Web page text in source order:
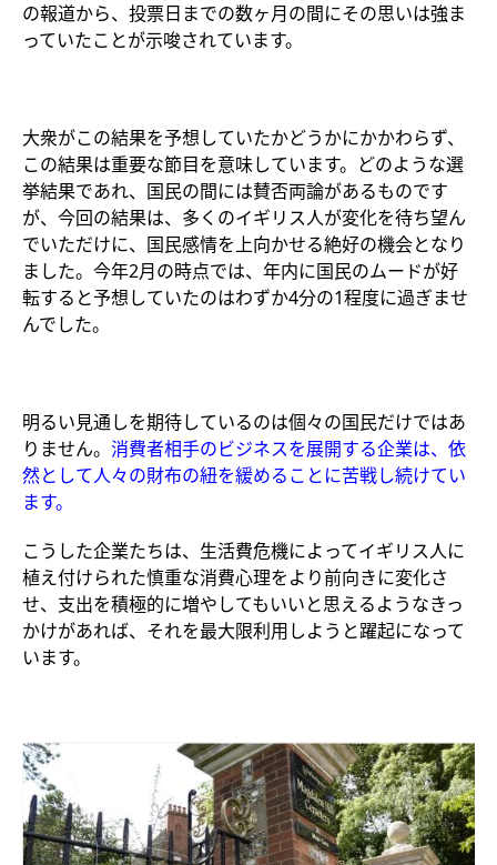
の報道から、投票日までの数ヶ月の間にその思いは強ま
っていたことが示唆されています。
大衆がこの結果を予想していたかどうかにかかわらず、
この結果は重要な節目を意味しています。どのような選
挙結果であれ、国民の間には賛否両論があるものです
が、今回の結果は、多くのイギリス人が変化を待ち望ん
でいただけに、国民感情を上向かせる絶好の機会となり
ました。今年2月の時点では、年内に国民のムードが好
転すると予想していたのはわずか4分の1程度に過ぎませ
んでした。
明るい見通しを期待しているのは個々の国民だけではあ
りません。 消費者相手のビジネスを展開する企業は、依
然として人々の財布の紐を緩めることに苦戦し続けてい
ます。
こうした企業たちは、生活費危機によってイギリス人に
植え付けられた慎重な消費心理をより前向きに変化さ
せ、支出を積極的に増やしてもいいと思えるようなきっ
かけがあれば、それを最大限利用しようと躍起になって
います。